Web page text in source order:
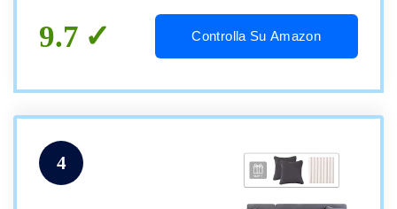
9.7 Controlla Su Amazon
4